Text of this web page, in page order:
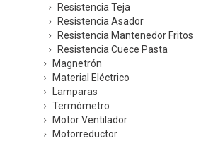
Resistencia Teja
Resistencia Asador
Resistencia Mantenedor Fritos
Resistencia Cuece Pasta
Magnetrón
Material Eléctrico
Lamparas
Termómetro
Motor Ventilador
Motorreductor